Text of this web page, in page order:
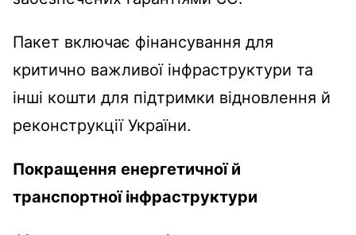
Пакет включає фінансування для
критично важливої інфраструктури та
інші кошти для підтримки відновлення й
реконструкції України.
Покращення енергетичної й
транспортної інфраструктури